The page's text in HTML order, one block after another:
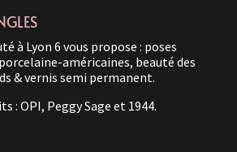
à Lyon 6 vous propose : poses
américaines, beauté des
& vernis semi permanent.
: OPI, Peggy Sage et 1944.